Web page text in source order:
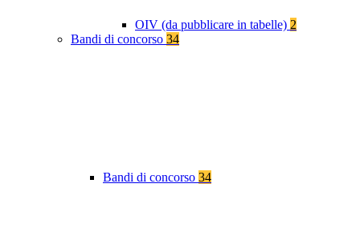
OIV (da pubblicare in tabelle) 2
Bandi di concorso 34
Bandi di concorso 34